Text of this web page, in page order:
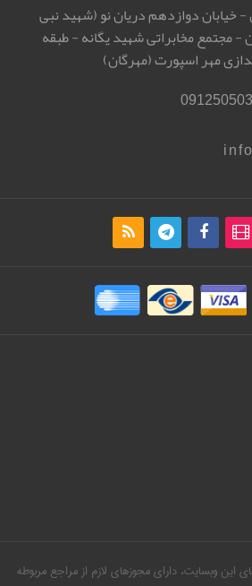
خیابان دوازدهم دریان نو (شهید نبی
- مجتمع مخابراتی شهید یگانه - طبقه
مهر اسپورت (مهرگان)
این وبسایت، دارای مجوزهای لازم از مراجع مربوطه